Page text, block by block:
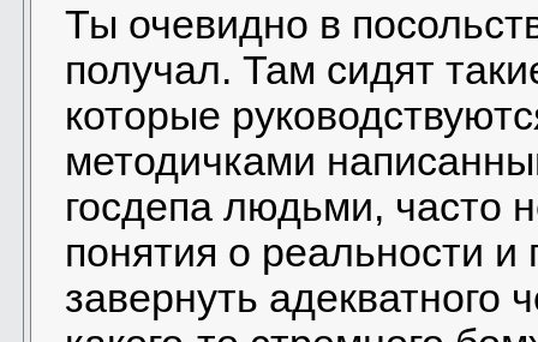
Ты очевидно в
получал. Там сидят
которые
методичками
госдепа людьми, часто
понятия о реальности и
завернуть адекватного